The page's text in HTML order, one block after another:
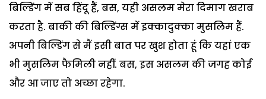
बिल्डिंग में सब हिंदू हैं, बस, यही असलम मेरा दिमाग खराब
करता है. बाकी की बिल्डिंग्स में इक्कादुक्का मुसलिम हैं.
अपनी बिल्डिंग से मैं इसी बात पर खुश होता हूं कि यहां एक
भी मुसलिम फैमिली नहीं. बस, इस असलम की जगह कोई
और आ जाए तो अच्छा रहेगा.